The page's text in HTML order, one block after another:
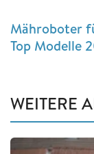
Mähroboter
Top Modelle
WEITERE